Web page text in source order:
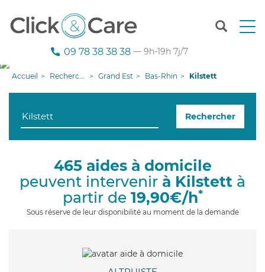
T
n
g
09 78 38 38 38 — 9h-19h 7j/7
Accueil Recherche aide à domicile Grand Est Bas-Rhin Kilstett
Rechercher
465 aides à domicile
peuvent intervenir à Kilstett à
partir de 19,90€/h*
Sous réserve de leur disponibilité au moment de la demande